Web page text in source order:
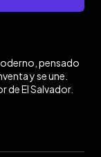
pensado
y se une.
de El Salvador.